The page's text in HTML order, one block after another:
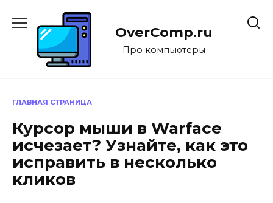
содержанию
OverComp.ru
Про компьютеры
ГЛАВНАЯ СТРАНИЦА
Курсор мыши в Warface
исчезает? Узнайте, как это
исправить в несколько
кликов